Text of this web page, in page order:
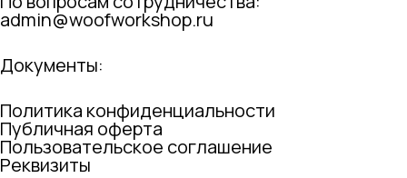
admin@woofworkshop.ru
Документы:
Политика конфиденциальности
Публичная оферта
Пользовательское соглашение
Реквизиты